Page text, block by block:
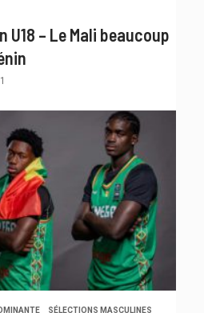
– Le Mali beaucoup
SÉLECTIONS MASCULINES